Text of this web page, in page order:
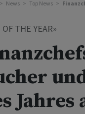
News Top News
OF THE YEAR»
Jahres